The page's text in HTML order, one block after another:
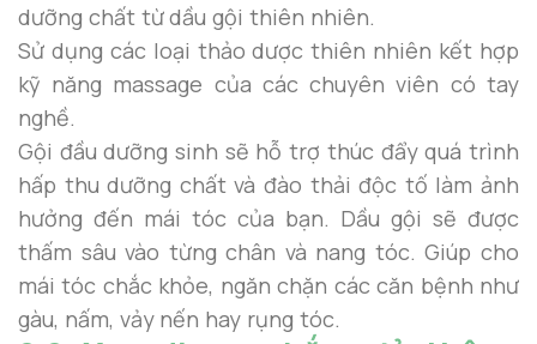
dưỡng chất từ dầu gội thiên nhiên.
Sử dụng các loại thảo dược thiên nhiên kết hợp
kỹ năng massage của các chuyên viên có tay
nghề.
Gội đầu dưỡng sinh sẽ hỗ trợ thúc đẩy quá trình
hấp thu dưỡng chất và đào thải độc tố làm ảnh
hưởng đến mái tóc của bạn. Dầu gội sẽ được
thấm sâu vào từng chân và nang tóc. Giúp cho
mái tóc chắc khỏe, ngăn chặn các căn bệnh như
gàu, nấm, vảy nến hay rụng tóc.